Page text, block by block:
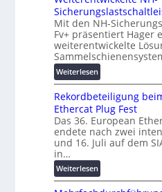
l
e
T
r
a
n
s
p
a
r
e
n
z
u
:
F
o
r
s
c
h
u
n
g
s
r
l
t
a
-
X
2
0
2
7
w
i
r
d
z
u
Mit den NH-
Fv+ präsentiert Hager
weiterentwickelte
Weiterlesen:
W
e
i
t
e
r
e
n
t
Rekordbeteiligung
Ethercat Plug Fest
Das 36. European
endete nach zwei
und 16. Juli auf dem
in…
Weiterlesen:
R